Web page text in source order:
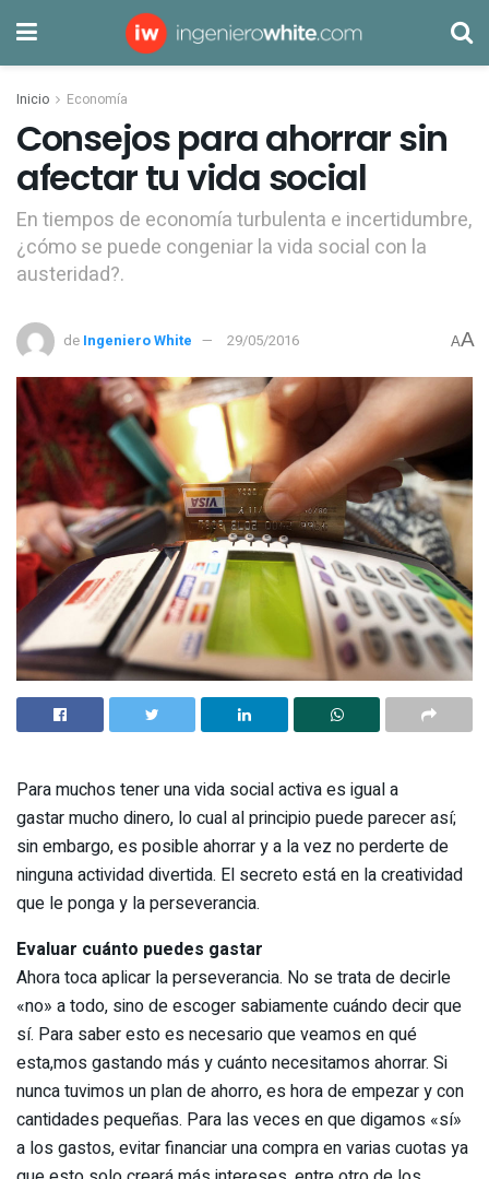
Inicio Economía
Consejos para ahorrar sin
afectar tu vida social
En tiempos de economía turbulenta e incertidumbre,
¿cómo se puede congeniar la vida social con la
austeridad?.
de Ingeniero White 29/05/2016 AA
Para muchos tener una vida social activa es igual a
gastar mucho dinero, lo cual al principio puede parecer así;
sin embargo, es posible ahorrar y a la vez no perderte de
ninguna actividad divertida. El secreto está en la creatividad
que le ponga y la perseverancia.
Evaluar cuánto puedes gastar
Ahora toca aplicar la perseverancia. No se trata de decirle
«no» a todo, sino de escoger sabiamente cuándo decir que
sí. Para saber esto es necesario que veamos en qué
esta,mos gastando más y cuánto necesitamos ahorrar. Si
nunca tuvimos un plan de ahorro, es hora de empezar y con
cantidades pequeñas. Para las veces en que digamos «sí»
a los gastos, evitar financiar una compra en varias cuotas ya